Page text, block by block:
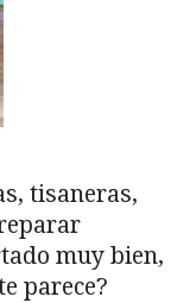
tisaneras,
muy bien,
parece?